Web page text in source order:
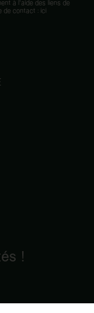
à l’aide des liens de
de contact : ici
!